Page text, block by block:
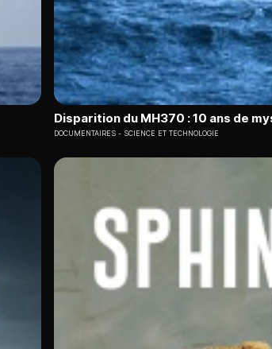
Disparition du MH370 : 10 ans de
DOCUMENTAIRES SCIENCE ET TECHNOLOGIE